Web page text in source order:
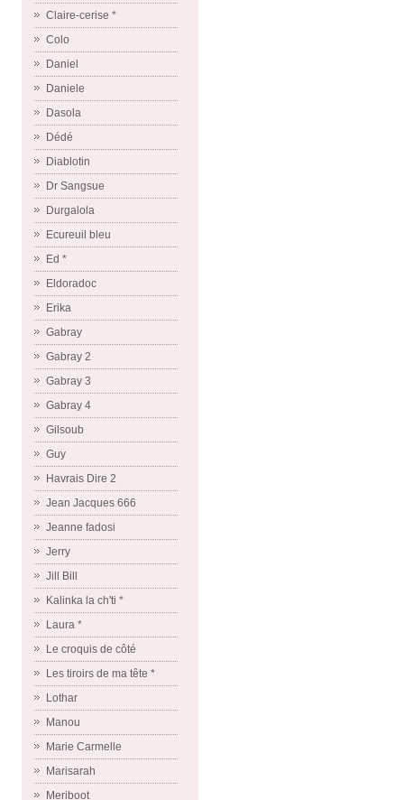
Claire-cerise *
Colo
Daniel
Daniele
Dasola
Dédé
Diablotin
Dr Sangsue
Durgalola
Ecureuil bleu
Ed *
Eldoradoc
Erika
Gabray
Gabray 2
Gabray 3
Gabray 4
Gilsoub
Guy
Havrais Dire 2
Jean Jacques 666
Jeanne fadosi
Jerry
Jill Bill
Kalinka la ch'ti *
Laura *
Le croquis de côté
Les tiroirs de ma tête *
Lothar
Manou
Marie Carmelle
Marisarah
Meriboot